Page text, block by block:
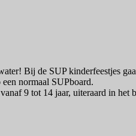
Bij de SUP kinderfeestjes
normaal SUPboard.
9 tot 14 jaar, uiteraard in het